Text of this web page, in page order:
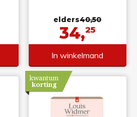
elders40,50
34,25
In winkelmand
kwantum
korting